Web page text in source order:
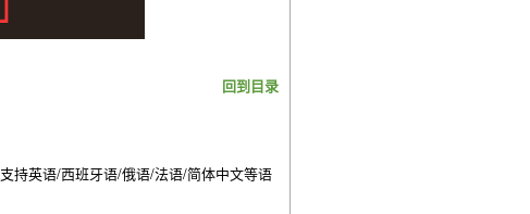
回到目录
持英语/西班牙语/俄语/法语/简体中文等语